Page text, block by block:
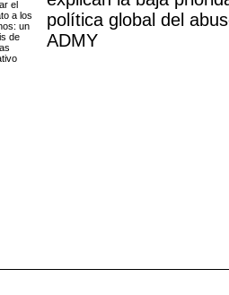
el
a los
un
de
política global del
ADMY